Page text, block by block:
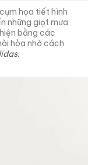
họa tiết hình
những giọt mưa
bằng các
hòa nhờ cách